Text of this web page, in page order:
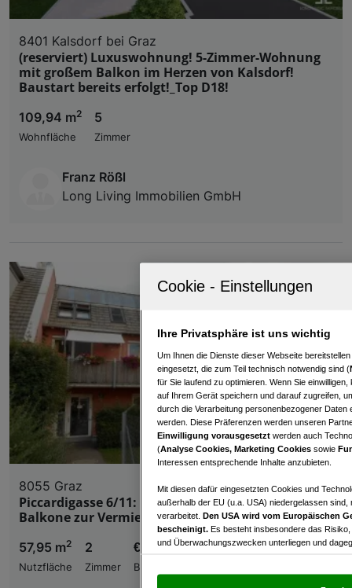
8401 Kalsdorf bei Graz
(reserviert) Luxuswohnung! 5-Zimmer-Wohnung
mit großem Balkon im Herzen von Kalsdorf!
Baustart bereits erfolgt!_Top D18!
109,94 m2
Wohnfläche
5
Zimmer
Franz Rößl
Long Living Immobilien GmbH
8055 Graz
Piccardigasse 6/11: Charmante Maisonette mit 2
Balkone zur Vermietung
57,95 m2
Nutzfläche
2
Zimmer
€ 786,07
Bruttomiete
Ihre Privatsphäre ist uns wichtig
Um Ihnen die Dienste dieser Webseite
eingesetzt, die zum Teil technisch notwendig sind (
für Sie laufend zu optimieren. Wenn Sie
auf Ihrem Gerät speichern und darauf zugreifen,
durch die Verarbeitung personenbezogener
werden. Diese Präferenzen werden unseren
Einwilligung vorausgesetzt werden auch
(Analyse Cookies, Marketing Cookies sowie
Interessen entsprechende Inhalte anzubieten.
Mit diesen dafür eingesetzten Cookies und
außerhalb der EU (u.a. USA) niedergelassen
verarbeitet. Den USA wird vom Europäischen
bescheinigt. Es besteht insbesondere das
und Überwachungszwecken unterliegen und